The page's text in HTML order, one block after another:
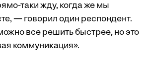
таки жду, когда же мы
— говорил один респондент.
все решить быстрее, но это
коммуникация».